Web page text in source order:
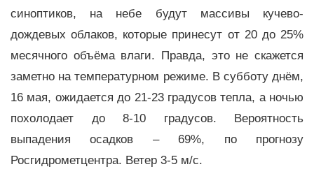
синоптиков, на небе будут массивы кучево-
дождевых облаков, которые принесут от 20 до 25%
месячного объёма влаги. Правда, это не скажется
заметно на температурном режиме. В субботу днём,
16 мая, ожидается до 21-23 градусов тепла, а ночью
похолодает до 8-10 градусов. Вероятность
выпадения осадков – 69%, по прогнозу
Росгидрометцентра. Ветер 3-5 м/с.